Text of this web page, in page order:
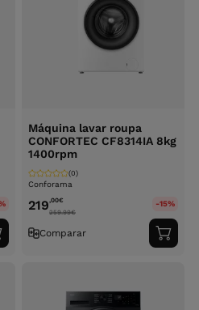
Máquina lavar roupa
CONFORTEC CF8314IA 8kg
1400rpm
Conforama
(0)
219,00€
259.99€
-15%
Comparar
ao